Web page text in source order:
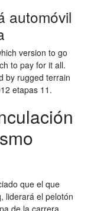
automóvil
version to go
to pay for it all.
by rugged terrain
etapas 11.
que el que
liderará el pelotón
de la carrera,